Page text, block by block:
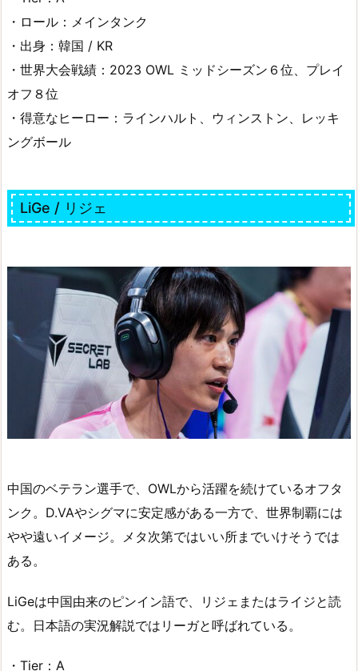
・ロール：メインタンク
・出身：韓国 / KR
・世界大会戦績：2023 OWL ミッドシーズン６位、プレイ
オフ８位
・得意なヒーロー：ラインハルト、ウィンストン、レッキ
ングボール
LiGe / リジェ
中国のベテラン選手で、OWLから活躍を続けているオフタ
ンク。D.VAやシグマに安定感がある一方で、世界制覇には
やや遠いイメージ。メタ次第ではいい所までいけそうでは
ある。
LiGeは中国由来のピンイン語で、リジェまたはライジと読
む。日本語の実況解説ではリーガと呼ばれている。
・Tier：A